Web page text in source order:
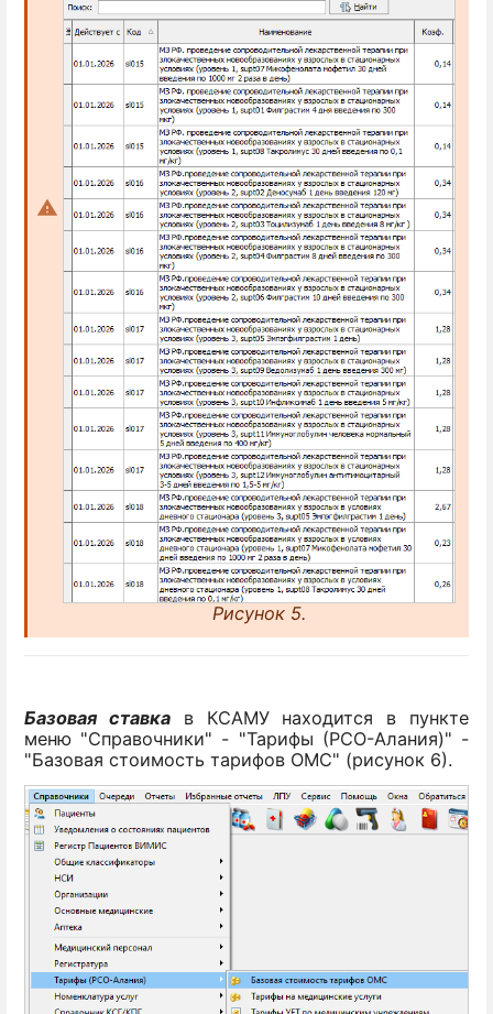
Рисунок 5.
Базовая ставка
в КСАМУ находится в пункте
меню "Справочники" - "Тарифы (РСО-Алания)" -
"Базовая стоимость тарифов ОМС" (рисунок 6).